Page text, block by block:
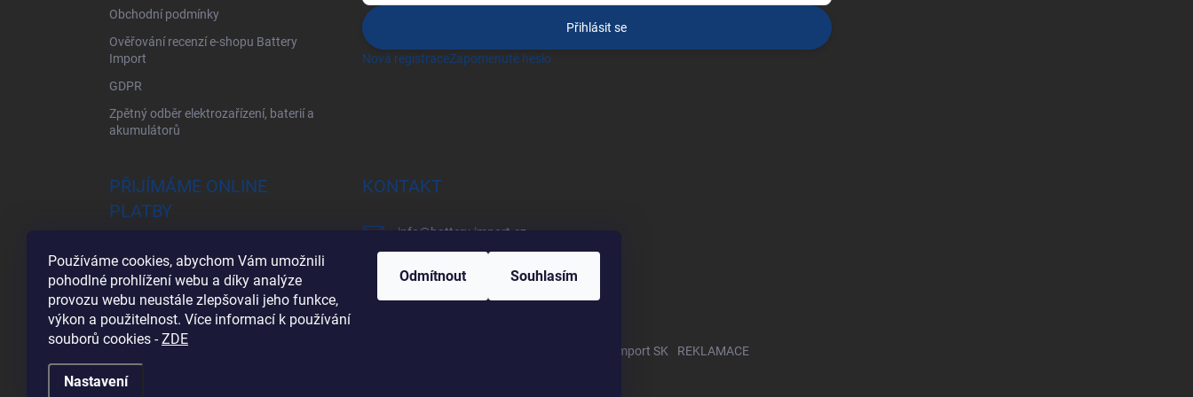
Používáme cookies, abychom Vám umožnili
pohodlné prohlížení webu a díky analýze
provozu webu neustále zlepšovali jeho funkce,
výkon a použitelnost. Více informací k používání
souborů cookies -ZDE
Nastavení
Odmítnout Souhlasím
Obchodní podmínky
Ověřování recenzí e-shopu Battery
Import
GDPR
Zpětný odběr elektrozařízení, baterií a
akumulátorů
Přihlásit se
Nová registraceZapomenuté heslo
PŘIJÍMÁME ONLINE
PLATBY
KONTAKT
info @battery-import.cz
+420 774 969 705
Battery Import SK REKLAMACE